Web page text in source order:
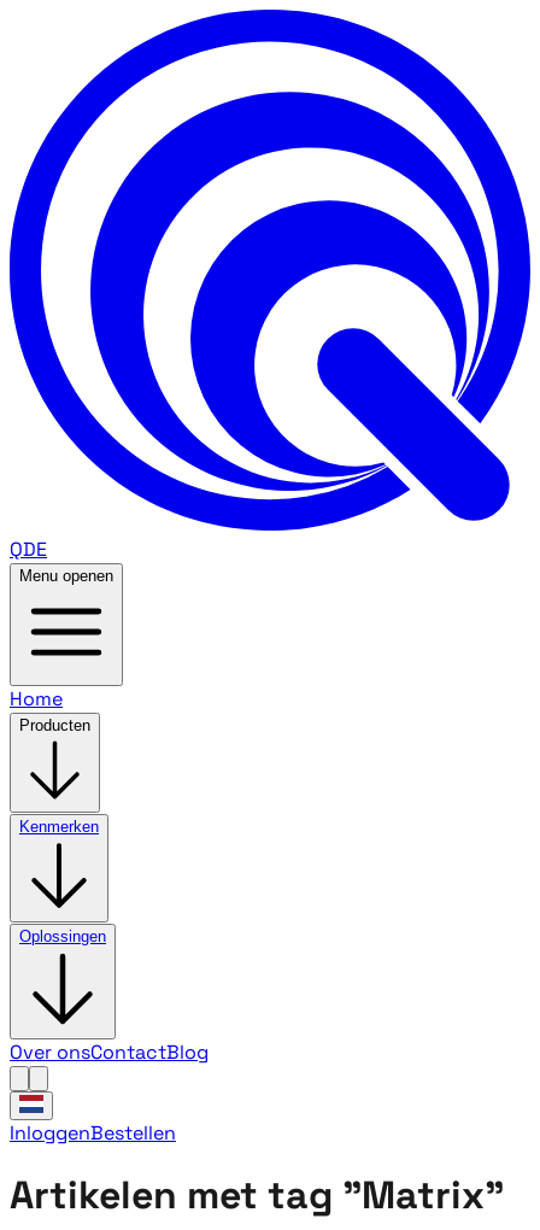
QDE
Menu openen
Home
Producten
Kenmerken
Oplossingen
Over onsContactBlog
InloggenBestellen
Artikelen met tag "Matrix"